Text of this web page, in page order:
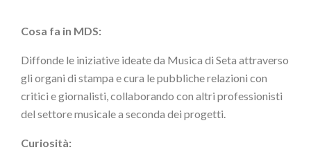
Cosa fa in MDS:
Diffonde le iniziative ideate da Musica di Seta attraverso
gli organi di stampa e cura le pubbliche relazioni con
critici e giornalisti, collaborando con altri professionisti
del settore musicale a seconda dei progetti.
Curiosità: